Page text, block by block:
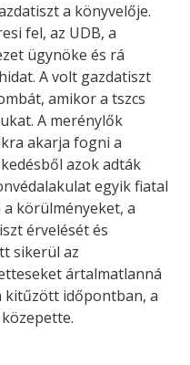
a könyvelője.
fel, az UDB, a
ügynöke és rá
A volt gazdatiszt
amikor a tszcs
A merénylők
akarja fogni a
azok adták
egyik fiatal
körülményeket, a
érvelését és
sikerül az
ártalmatlanná
kitűzött időpontban, a